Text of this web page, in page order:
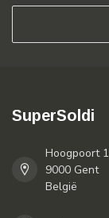
SuperSoldi
Hoogpoort
9000 Gent
België